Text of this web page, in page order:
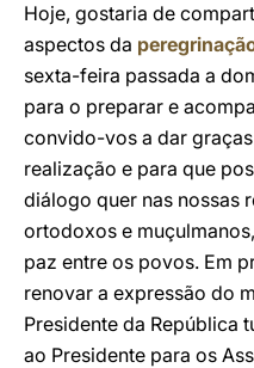
Hoje, gostaria de
aspectos da
sexta-feira passada a
para o preparar e
convido-vos a dar
realização e para que
diálogo quer nas nossas
ortodoxos e
paz entre os povos. Em
renovar a expressão do
Presidente da República
ao Presidente para os